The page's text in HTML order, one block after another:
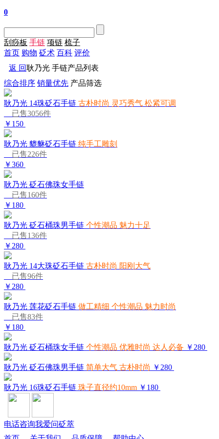
0
刮痧板 手链 项链 梳子
首页 购物 砭术 百科 评价
返 回耿乃光 手链产品列表
综合排序 销量优先 产品筛选
耿乃光 14珠砭石手链 古朴时尚 灵巧秀气 松紧可调
已售3056件
￥150
耿乃光 貔貅砭石手链 纯手工雕刻
已售226件
￥360
耿乃光 砭石佛珠女手链
已售160件
￥180
耿乃光 砭石桶珠男手链 个性潮品 魅力十足
已售136件
￥280
耿乃光 14大珠砭石手链 古朴时尚 阳刚大气
已售96件
￥280
耿乃光 莲花砭石手链 做工精细 个性潮品 魅力时尚
已售83件
￥180
耿乃光 砭石桶珠女手链 个性潮品 优雅时尚 达人必备 ￥280
耿乃光 砭石佛珠男手链 简单大气 古朴时尚 ￥280
耿乃光 16珠砭石手链 珠子直径约10mm ￥180
电话咨询我爱问砭萃